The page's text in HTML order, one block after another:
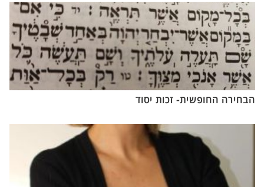
הבחירה החופשית- זכות יסוד